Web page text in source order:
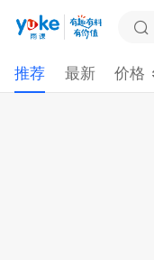
推荐 最新 价格